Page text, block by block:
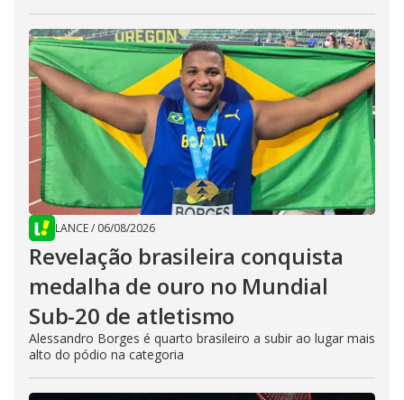
LANCE/ 06/08/2026
Revelação brasileira conquista
medalha de ouro no Mundial
Sub-20 de atletismo
Alessandro Borges é quarto brasileiro a subir ao lugar mais
alto do pódio na categoria